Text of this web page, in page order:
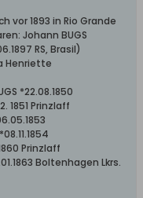
vor 1893 in Rio Grande
Johann BUGS
RS, Brasil)
Henriette
*22.08.1850
1851 Prinzlaff
Prinzlaff
Boltenhagen Lkrs.